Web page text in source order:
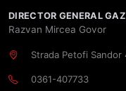
DIRECTOR GENERAL
Razvan Mircea Govor
Strada Petofi Sandor
0361-407733